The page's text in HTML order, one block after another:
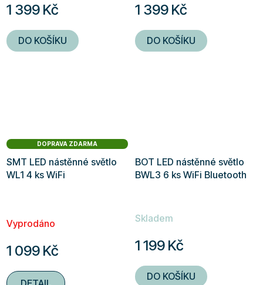
1 399 Kč
DO KOŠÍKU
1 399 Kč
DO KOŠÍKU
DOPRAVA ZDARMA
SMT LED nástěnné světlo
WL1 4 ks WiFi
Vyprodáno
1 099 Kč
BOT LED nástěnné světlo
BWL3 6 ks WiFi Bluetooth
hodnocení
je
5,0
Skladem
1 199 Kč
DO KOŠÍKU